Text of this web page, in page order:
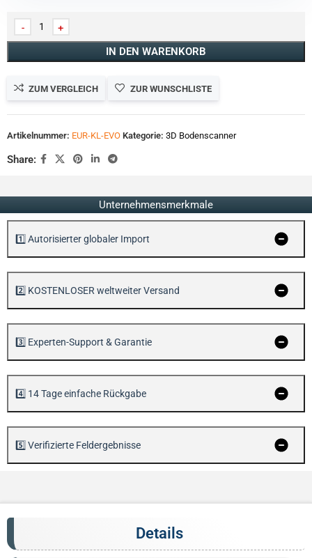
IN DEN WARENKORB
ZUM VERGLEICH ZUR WUNSCHLISTE
Artikelnummer: EUR-KL-EVO Kategorie: 3D Bodenscanner
Share:
Unternehmensmerkmale
1️⃣ Autorisierter globaler Import
2️⃣ KOSTENLOSER weltweiter Versand
3️⃣ Experten-Support & Garantie
4️⃣ 14 Tage einfache Rückgabe
5️⃣ Verifizierte Feldergebnisse
Details